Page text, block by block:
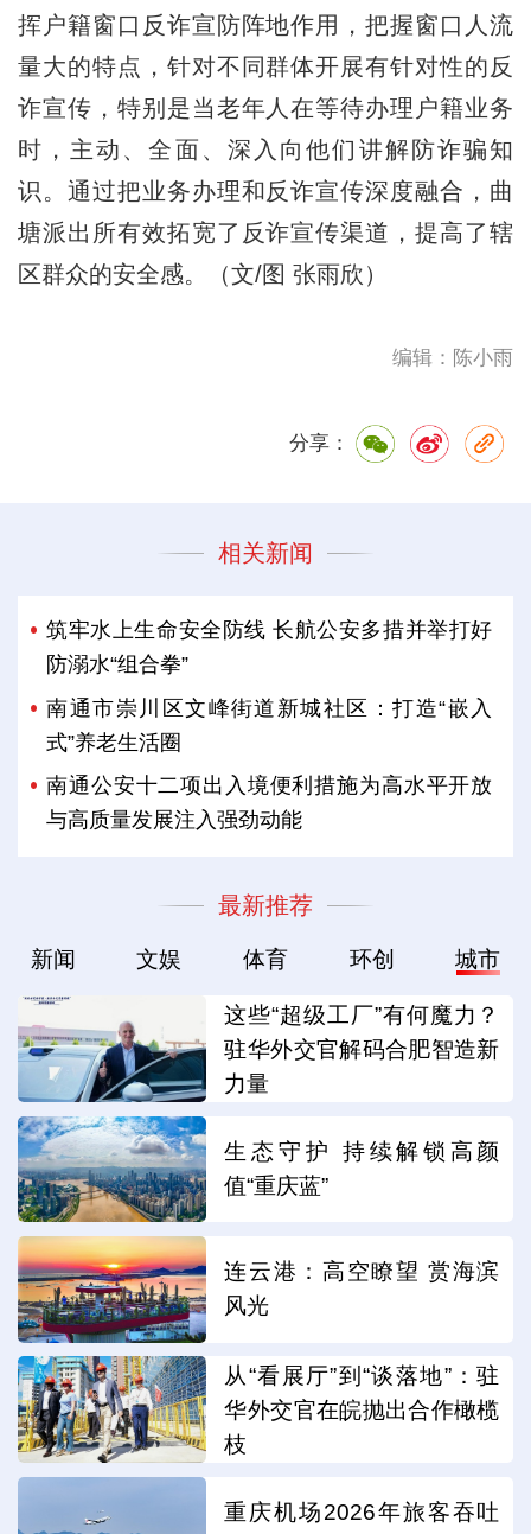
挥户籍窗口反诈宣防阵地作用，把握窗口人流
量大的特点，针对不同群体开展有针对性的反
诈宣传，特别是当老年人在等待办理户籍业务
时，主动、全面、深入向他们讲解防诈骗知
识。通过把业务办理和反诈宣传深度融合，曲
塘派出所有效拓宽了反诈宣传渠道，提高了辖
区群众的安全感。（文/图 张雨欣）
编辑：陈小雨
分享：
相关新闻
筑牢水上生命安全防线 长航公安多措并举打好
防溺水“组合拳”
南通市崇川区文峰街道新城社区：打造“嵌入
式”养老生活圈
南通公安十二项出入境便利措施为高水平开放
与高质量发展注入强劲动能
最新推荐
新闻 文娱 体育 环创 城市
这些“超级工厂”有何魔力？
驻华外交官解码合肥智造新
力量
生态守护 持续解锁高颜
值“重庆蓝”
连云港：高空瞭望 赏海滨
风光
从“看展厅”到“谈落地”：驻
华外交官在皖抛出合作橄榄
枝
重庆机场2026年旅客吞吐